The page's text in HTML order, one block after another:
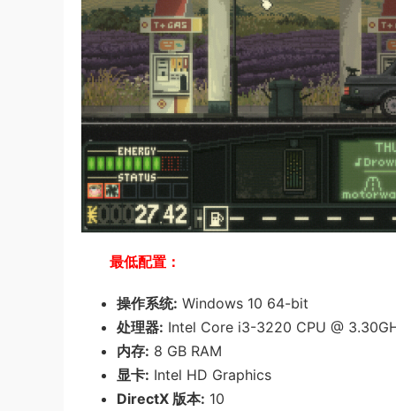
最低配置：
操作系统: Windows 10 64-bit
处理器: Intel Core i3-3220 CPU @
内存: 8 GB RAM
显卡: Intel HD Graphics
DirectX 版本: 10